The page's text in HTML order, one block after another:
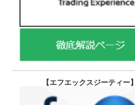
【エフエックスジーティー】